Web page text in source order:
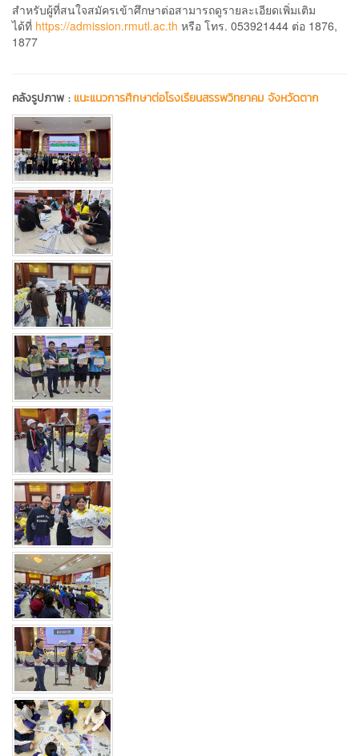
สำหรับผู้ที่สนใจสมัครเข้าศึกษาต่อสามารถดูรายละเอียดเพิ่มเติม
ได้ที่ https://admission.rmutl.ac.th หรือ โทร. 053921444 ต่อ 1876,
1877
คลังรูปภาพ : แนะแนวการศึกษาต่อโรงเรียนสรรพวิทยาคม จังหวัดตาก